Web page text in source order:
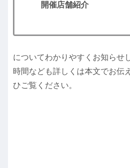
開催店舗紹介
についてわかりやすくお知らせ
時間なども詳しくは本文でお伝
ひご覧ください。